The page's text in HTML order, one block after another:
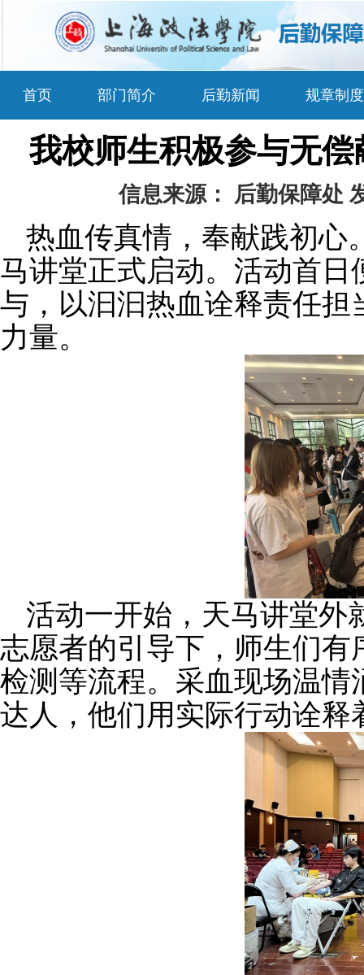
首页 部门简介 后勤新闻 规章制度
我校师生积极参与无
信息来源： 后勤保障处
热血传真情，奉献践初心
马讲堂正式启动。 活动首日
与，以汩汩热血诠释责任
力量。
活动一开始， 天马讲堂外
志愿者的引导下，师生们
检测等流程。采血现场温
达人，他们用实际行动诠释